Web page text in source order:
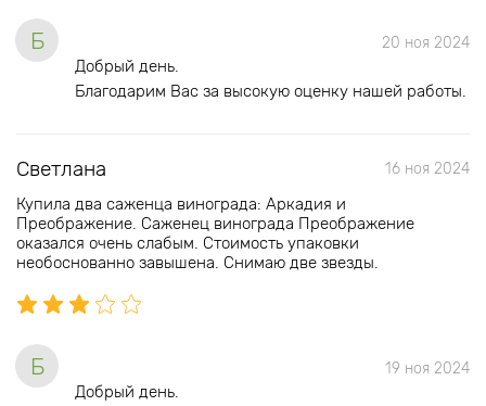
Б 20 ноя 2024
Добрый день.
Благодарим Вас за высокую оценку нашей работы.
Светлана 16 ноя 2024
Купила два саженца винограда: Аркадия и
Преображение. Саженец винограда Преображение
оказался очень слабым. Стоимость упаковки
необоснованно завышена. Снимаю две звезды.
Б 19 ноя 2024
Добрый день.